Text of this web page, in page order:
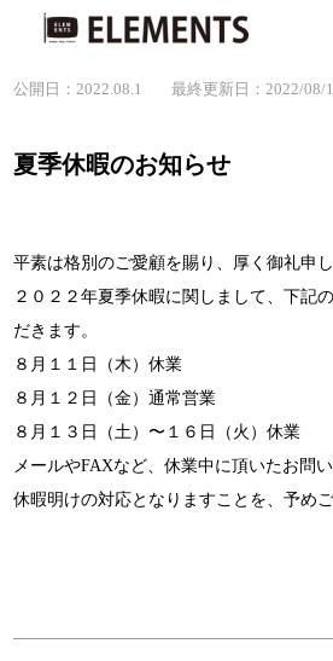
公開日：2022.08.1 最終更新日：2022/08/
夏季休暇のお知らせ
平素は格別のご愛顧を賜り、厚く御礼申し
２０２２年夏季休暇に関しまして、下記
だきます。
８月１１日（木）休業
８月１２日（金）通常営業
８月１３日（土）〜１６日（火）休業
メールやFAXなど、休業中に頂いたお問
休暇明けの対応となりますことを、予め